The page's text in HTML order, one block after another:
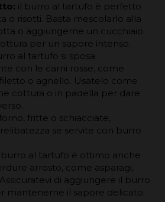
il burro al tartufo è perfetto
o risotti. Basta mescolarlo alla
o aggiungerne un cucchiaio
per un sapore intenso.
al tartufo si sposa
con le carni rosse, come
o agnello. Usatelo come
cottura o in padella per dare
fritte o schiacciate,
se servite con burro
burro al tartufo è ottimo anche
arrosto, come asparagi,
di aggiungere il burro
mantenerne il sapore delicato.